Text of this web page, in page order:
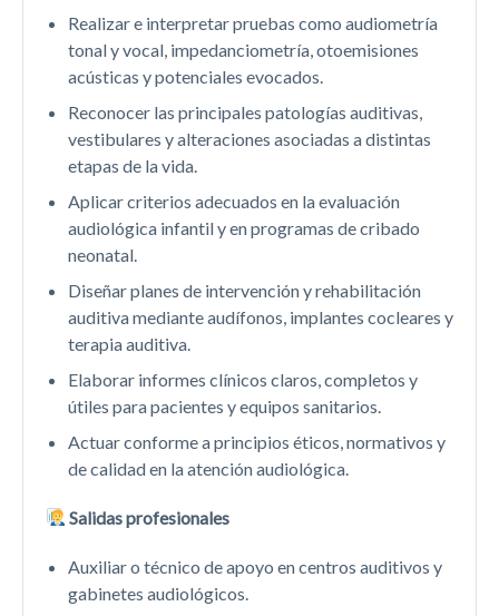
Realizar e interpretar pruebas como audiometría
tonal y vocal, impedanciometría, otoemisiones
acústicas y potenciales evocados.
Reconocer las principales patologías auditivas,
vestibulares y alteraciones asociadas a distintas
etapas de la vida.
Aplicar criterios adecuados en la evaluación
audiológica infantil y en programas de cribado
neonatal.
Diseñar planes de intervención y rehabilitación
auditiva mediante audífonos, implantes cocleares y
terapia auditiva.
Elaborar informes clínicos claros, completos y
útiles para pacientes y equipos sanitarios.
Actuar conforme a principios éticos, normativos y
de calidad en la atención audiológica.
Salidas profesionales
Auxiliar o técnico de apoyo en centros auditivos y
gabinetes audiológicos.